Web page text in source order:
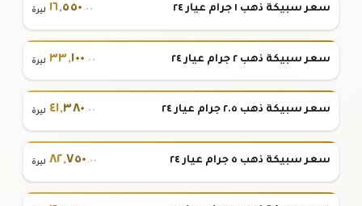
سعر سبيكة ذهب ١ جرام عيار ٢٤ ١٦,٥٥٠ .٠٠ ليرة
سعر سبيكة ذهب ٢ جرام عيار ٢٤ ٣٣,١٠٠ .٠٠ ليرة
سعر سبيكة ذهب ٢.٥ جرام عيار ٢٤ ٤١,٣٨٠ .٠٠ ليرة
سعر سبيكة ذهب ٥ جرام عيار ٢٤ ٨٢,٧٥٠ .٠٠ ليرة